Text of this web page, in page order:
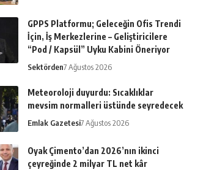
GPPS Platformu; Geleceğin Ofis Trendi
İçin, İş Merkezlerine – Geliştiricilere
“Pod / Kapsül” Uyku Kabini Öneriyor
Sektörden7 Ağustos 2026
Meteoroloji duyurdu: Sıcaklıklar
mevsim normalleri üstünde seyredecek
Emlak Gazetesi7 Ağustos 2026
Oyak Çimento’dan 2026’nın ikinci
çeyreğinde 2 milyar TL net kâr